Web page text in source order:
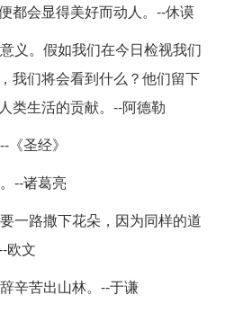
都会显得美好而动人。--休谟
义。假如我们在今日检视我们
我们将会看到什么？他们留下
类生活的贡献。--阿德勒
圣经》
--诸葛亮
一路撒下花朵，因为同样的道
欧文
辛苦出山林。--于谦